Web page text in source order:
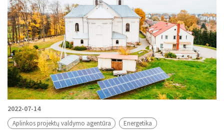
2022-07-14
Aplinkos projektų valdymo agentūra Energetika